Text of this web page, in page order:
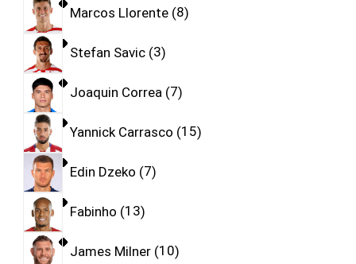
Marcos Llorente 8
Stefan Savic 3
Joaquin Correa 7
Yannick Carrasco 15
Edin Dzeko 7
Fabinho 13
James Milner 10